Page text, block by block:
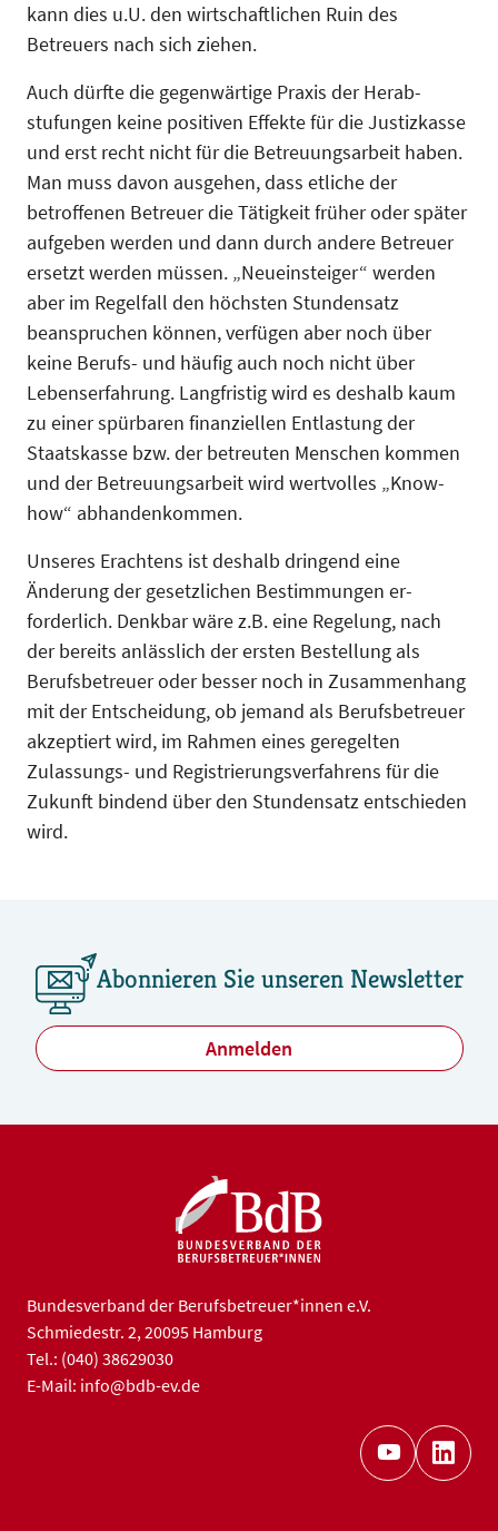
kann dies u.U. den wirtschaftlichen Ruin des
Betreuers nach sich ziehen.
Auch dürfte die gegenwärtige Praxis der Herab­
stufungen keine positiven Effekte für die Justiz­kasse
und erst recht nicht für die Betreuungs­arbeit haben.
Man muss davon ausgehen, dass etliche der
betroffenen Betreuer die Tätigkeit früher oder später
aufgeben werden und dann durch andere Betreuer
ersetzt werden müssen. „Neueinsteiger“ werden
aber im Regelfall den höchsten Stundensatz
beanspruchen können, verfügen aber noch über
keine Berufs- und häufig auch noch nicht über
Lebenserfahrung. Langfristig wird es deshalb kaum
zu einer spür­baren finanziellen Entlastung der
Staatskasse bzw. der betreuten Menschen kommen
und der Betreuungsarbeit wird wertvolles „Know-
how“ abhandenkommen.
Unseres Erachtens ist deshalb dringend eine
Änderung der gesetzlichen Bestimmungen er­
forderlich. Denkbar wäre z.B. eine Regelung, nach
der bereits anlässlich der ersten Bestellung als
Berufsbetreuer oder besser noch in Zusam­menhang
mit der Entscheidung, ob jemand als Berufsbetreuer
akzeptiert wird, im Rahmen eines geregelten
Zulassungs- und Registrierungsver­fahrens für die
Zukunft bindend über den Stun­densatz entschieden
wird.
Abonnieren Sie unseren Newsletter
Anmelden
Bundesverband der Berufsbetreuer*innen e.V.
Schmiedestr. 2, 20095 Hamburg
Tel.: (040) 38629030
E-Mail: info@bdb-ev.de